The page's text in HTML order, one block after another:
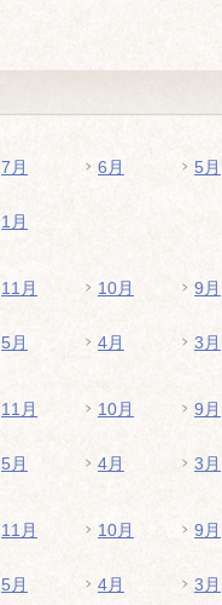
7月 6月 5月
1月
11月 10月 9月
5月 4月 3月
11月 10月 9月
5月 4月 3月
11月 10月 9月
5月 4月 3月